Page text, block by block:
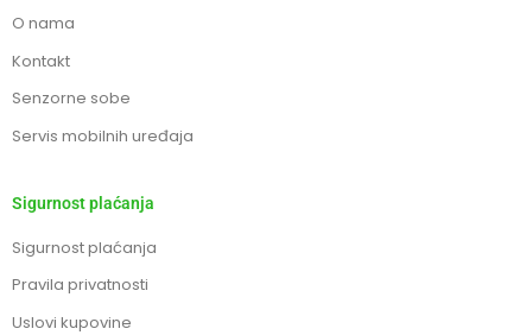
O nama
Kontakt
Senzorne sobe
Servis mobilnih uređaja
Sigurnost plaćanja
Sigurnost plaćanja
Pravila privatnosti
Uslovi kupovine